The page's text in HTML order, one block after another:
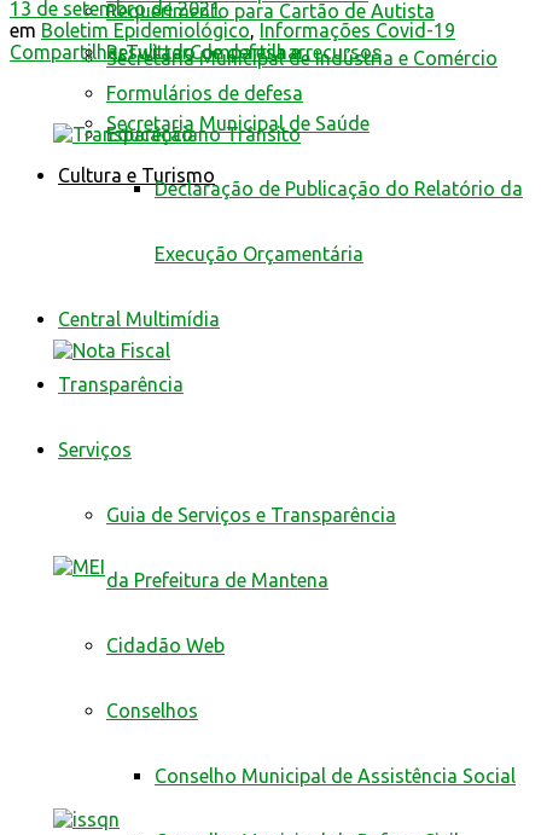
Requerimento para Cartão de Autista
Resultado de defesa e recursos
Formulários de defesa
Educação no Trânsito
Cultura e Turismo
Secretaria Municipal de Indústria e Comércio
Secretaria Municipal de Saúde
Declaração de Publicação do Relatório da
Execução Orçamentária
Central Multimídia
Transparência
Serviços
Guia de Serviços e Transparência
da Prefeitura de Mantena
Cidadão Web
Conselhos
Conselho Municipal de Assistência Social
13 de setembro de 2021
em Boletim Epidemiológico, Informações Covid-19
CompartilharTwittarCompartilhar